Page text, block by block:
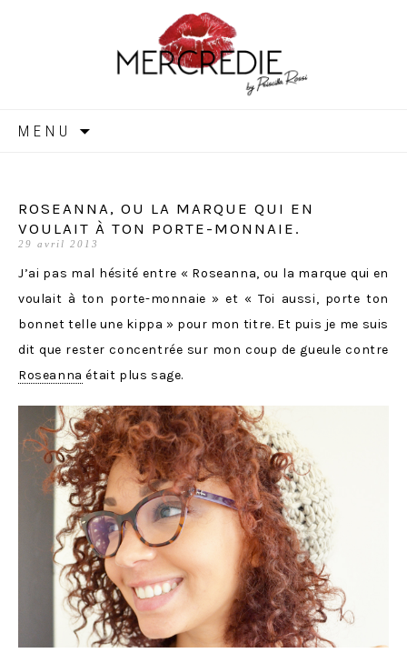
MERCREDIE
MENU
ROSEANNA, OU LA MARQUE QUI EN
VOULAIT À TON PORTE-MONNAIE.
29 avril 2013
J’ai pas mal hésité entre « Roseanna, ou la marque qui en
voulait à ton porte-monnaie » et « Toi aussi, porte ton
bonnet telle une kippa » pour mon titre. Et puis je me suis
dit que rester concentrée sur mon coup de gueule contre
Roseanna était plus sage.